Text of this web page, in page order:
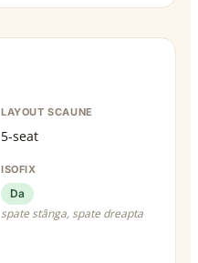
LAYOUT SCAUNE
5-seat
ISOFIX
Da
spate stânga, spate dreapta